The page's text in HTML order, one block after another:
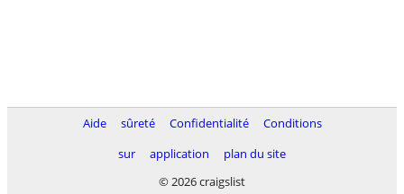
Aide sûreté Confidentialité
Conditions
sur
application
plan du site
© 2026 craigslist